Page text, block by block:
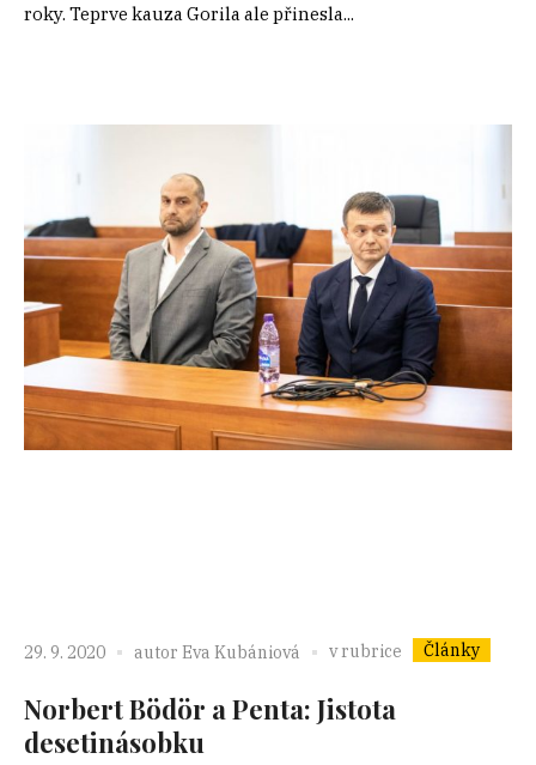
roky. Teprve kauza Gorila ale přinesla...
29. 9. 2020 autor Eva Kubániová v rubrice Články
Norbert Bödör a Penta: Jistota
desetinásobku